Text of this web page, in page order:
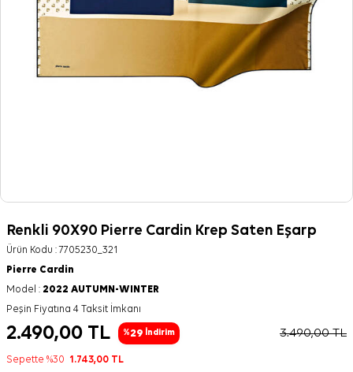
Renkli 90X90 Pierre Cardin Krep Saten Eşarp
Ürün Kodu :7705230_321
Pierre Cardin
Model : 2022 AUTUMN-WINTER
Peşin Fiyatına 4 Taksit İmkanı
2.490,00 TL %29 İndirim 3.490,00TL
Sepette %30 1.743,00 TL